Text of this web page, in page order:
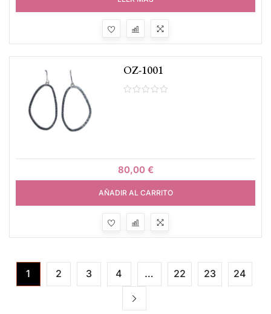
OZ-1001
80,00 €
AÑADIR AL CARRITO
1 2 3 4 … 22 23 24